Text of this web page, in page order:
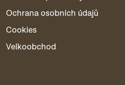
Ochrana osobních údajů
Cookies
Velkoobchod